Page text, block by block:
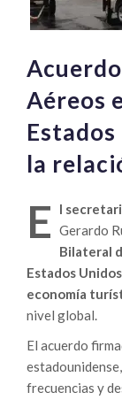
Aéreos
la
E l
Gerardo
Bilateral
Estados Unidos
economía
nivel global.
El acuerdo
estadounidense,
frecuencias y